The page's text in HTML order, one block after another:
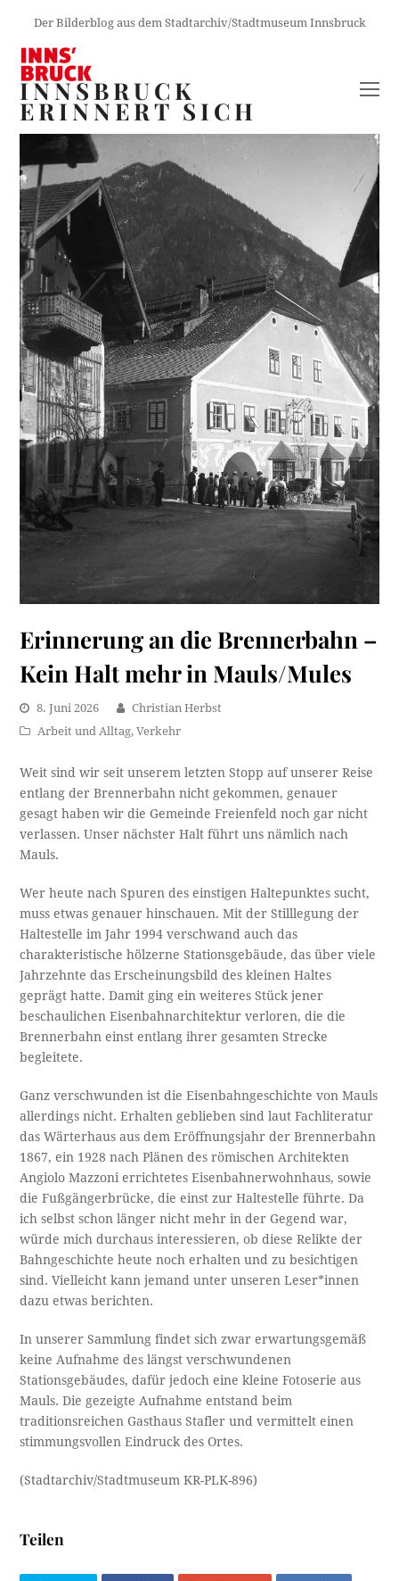
Der Bilderblog aus dem Stadtarchiv/Stadtmuseum Innsbruck
INNSBRUCK
ERINNERT SICH
Erinnerung an die Brennerbahn –
Kein Halt mehr in Mauls/Mules
8. Juni 2026
Christian Herbst
Arbeit und Alltag,Verkehr
Weit sind wir seit unserem letzten Stopp auf unserer Reise
entlang der Brennerbahn nicht gekommen, genauer
gesagt haben wir die Gemeinde Freienfeld noch gar nicht
verlassen. Unser nächster Halt führt uns nämlich nach
Mauls.
Wer heute nach Spuren des einstigen Haltepunktes sucht,
muss etwas genauer hinschauen. Mit der Stilllegung der
Haltestelle im Jahr 1994 verschwand auch das
charakteristische hölzerne Stationsgebäude, das über viele
Jahrzehnte das Erscheinungsbild des kleinen Haltes
geprägt hatte. Damit ging ein weiteres Stück jener
beschaulichen Eisenbahnarchitektur verloren, die die
Brennerbahn einst entlang ihrer gesamten Strecke
begleitete.
Ganz verschwunden ist die Eisenbahngeschichte von Mauls
allerdings nicht. Erhalten geblieben sind laut Fachliteratur
das Wärterhaus aus dem Eröffnungsjahr der Brennerbahn
1867, ein 1928 nach Plänen des römischen Architekten
Angiolo Mazzoni errichtetes Eisenbahnerwohnhaus, sowie
die Fußgängerbrücke, die einst zur Haltestelle führte. Da
ich selbst schon länger nicht mehr in der Gegend war,
würde mich durchaus interessieren, ob diese Relikte der
Bahngeschichte heute noch erhalten und zu besichtigen
sind. Vielleicht kann jemand unter unseren Leser*innen
dazu etwas berichten.
In unserer Sammlung findet sich zwar erwartungsgemäß
keine Aufnahme des längst verschwundenen
Stationsgebäudes, dafür jedoch eine kleine Fotoserie aus
Mauls. Die gezeigte Aufnahme entstand beim
traditionsreichen Gasthaus Stafler und vermittelt einen
stimmungsvollen Eindruck des Ortes.
(Stadtarchiv/Stadtmuseum KR-PLK-896)
Teilen